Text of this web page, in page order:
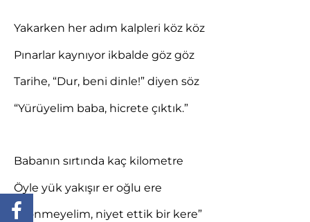
Yakarken her adım kalpleri köz köz
Pınarlar kaynıyor ikbalde göz göz
Tarihe, “Dur, beni dinle!” diyen söz
“Yürüyelim baba, hicrete çıktık.”
Babanın sırtında kaç kilometre
Öyle yük yakışır er oğlu ere
“Dönmeyelim, niyet ettik bir kere”